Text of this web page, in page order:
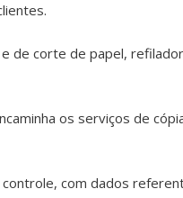
de corte de papel,
os serviços de
com dados